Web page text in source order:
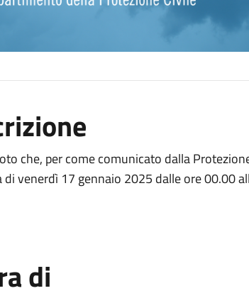
che, per come comunicato dalla
di venerdì 17 gennaio 2025 dalle ore 00.00
di